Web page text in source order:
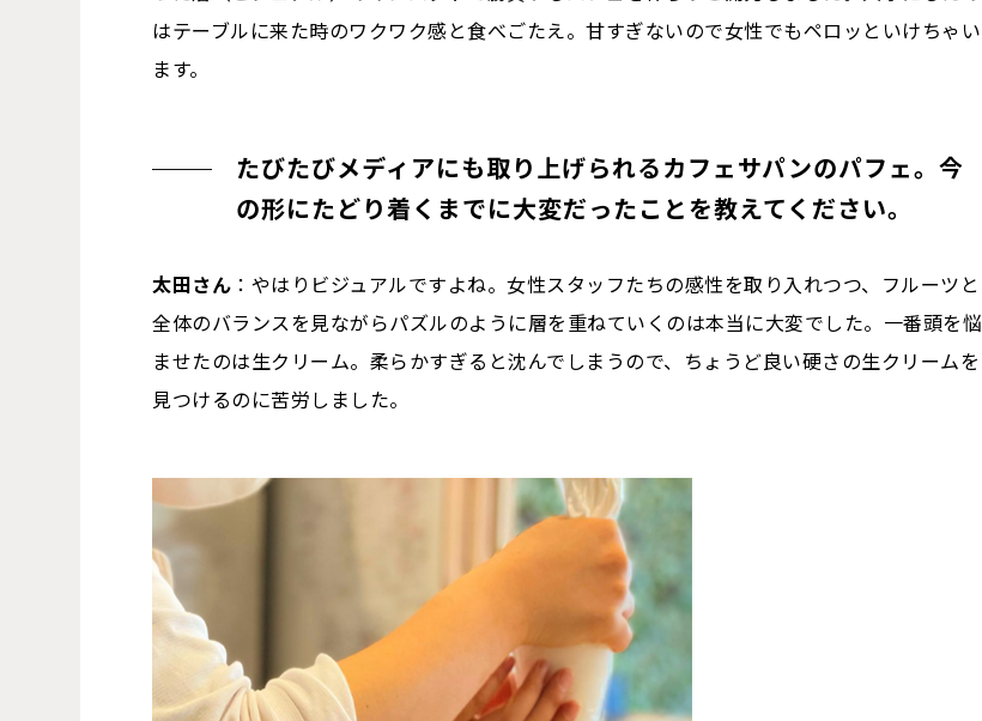
はテーブルに来た時のワクワク感と食べごたえ。甘すぎないので女性でもペロッといけちゃい
ます。
たびたびメディアにも取り上げられるカフェサパンのパフェ。今
の形にたどり着くまでに大変だったことを教えてください。
太田さん ：やはりビジュアルですよね。女性スタッフたちの感性を取り入れつつ、フルーツと
全体のバランスを見ながらパズルのように層を重ねていくのは本当に大変でした。一番頭を悩
ませたのは生クリーム。柔らかすぎると沈んでしまうので、ちょうど良い硬さの生クリームを
見つけるのに苦労しました。